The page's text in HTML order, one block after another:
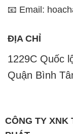
📧 Email:
ĐỊA CHỈ
1229C Quốc
Quận Bình
CÔNG TY XNK